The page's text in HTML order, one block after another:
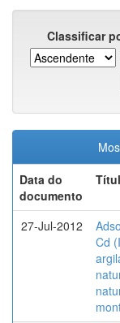
Classificar
Data do
documento
27-Jul-2012
Cd